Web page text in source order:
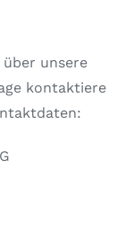
unsere
kontaktiere